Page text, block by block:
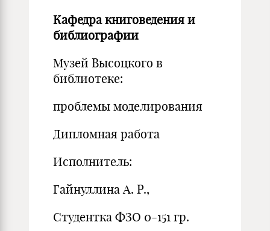
Кафедра книговедения и
библиографии
Музей Высоцкого в
библиотеке:
проблемы моделирования
Дипломная работа
Исполнитель:
Гайнуллина А. Р.,
Студентка ФЗО 0-151 гр.